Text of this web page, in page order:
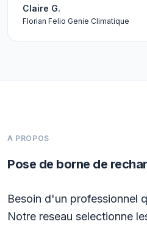
Claire G.
Florian Felio Genie Climatique
A PROPOS
Pose de borne de
Besoin d'un professionnel
Notre reseau selectionne